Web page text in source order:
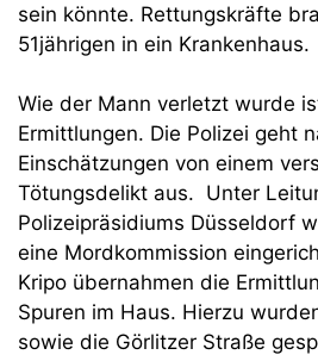
sein könnte. Rettungskräfte
51jährigen in ein Krankenhaus.
Wie der Mann verletzt wurde
Ermittlungen. Die Polizei geht
Einschätzungen von einem
Tötungsdelikt aus. Unter
Polizeipräsidiums Düsseldorf
eine Mordkommission
Kripo übernahmen die
Spuren im Haus. Hierzu
sowie die Görlitzer Straße